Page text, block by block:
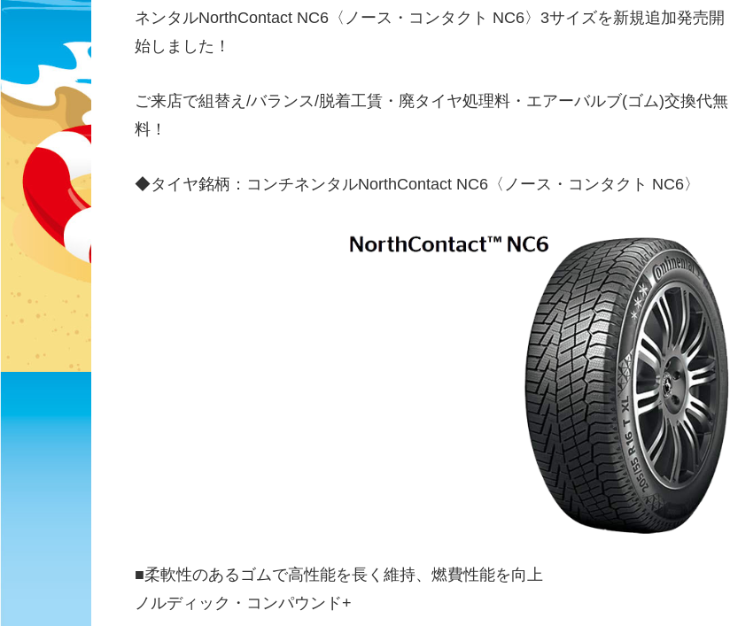
ネンタルNorthContact NC6〈ノース・コンタクト NC6〉3サイズを新規追加発売開
始しました！
ご来店で組替え/バランス/脱着工賃・廃タイヤ処理料・エアーバルブ(ゴム)交換代無
料！
◆タイヤ銘柄：コンチネンタルNorthContact NC6〈ノース・コンタクト NC6〉
■柔軟性のあるゴムで高性能を長く維持、燃費性能を向上
ノルディック・コンパウンド+